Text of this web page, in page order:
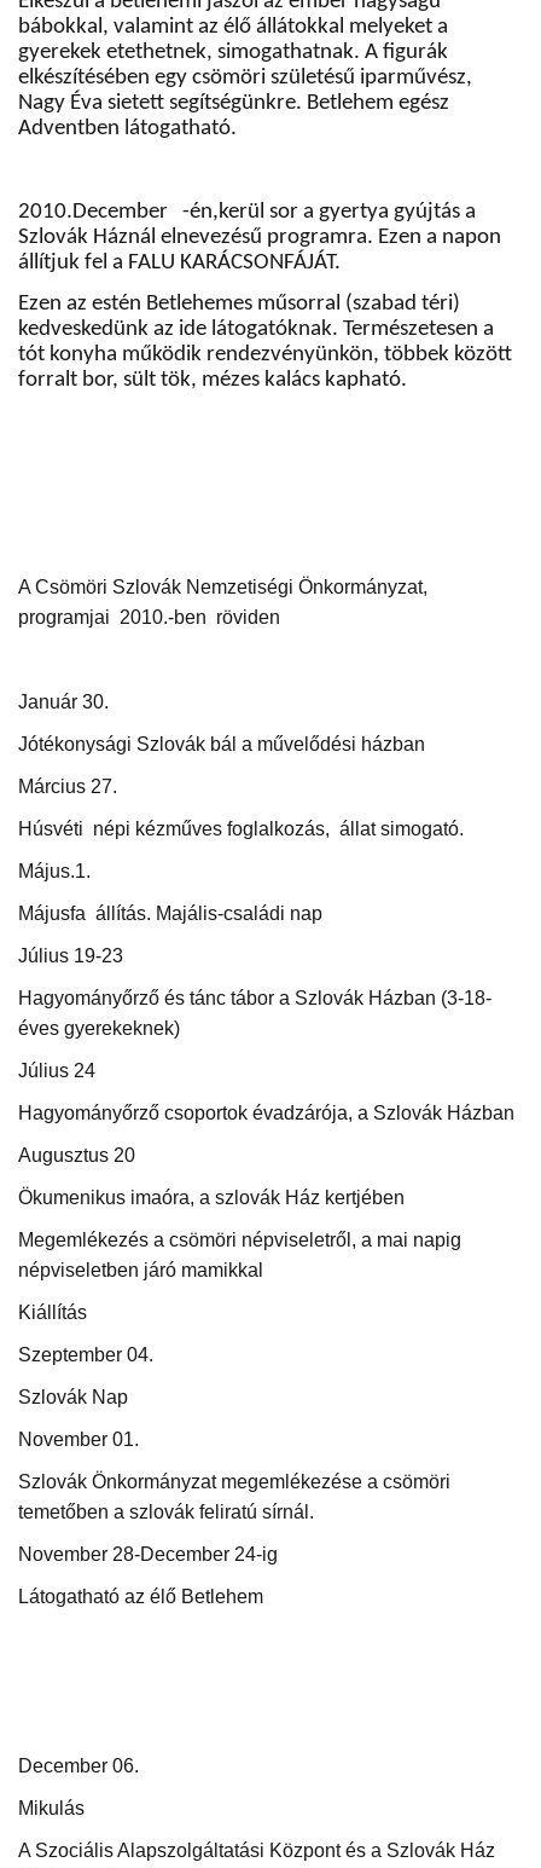
bábokkal, valamint az élő állátokkal melyeket a
gyerekek etethetnek, simogathatnak. A figurák
elkészítésében egy csömöri születésű iparművész,
Nagy Éva sietett segítségünkre. Betlehem egész
Adventben látogatható.
2010.December
-én,kerül sor a gyertya gyújtás a
Szlovák Háznál elnevezésű programra. Ezen a napon
állítjuk fel a FALU KARÁCSONFÁJÁT.
Ezen az estén Betlehemes műsorral (szabad téri)
kedveskedünk az ide látogatóknak. Természetesen a
tót konyha működik rendezvényünkön, többek között
forralt bor, sült tök, mézes kalács kapható.
A Csömöri Szlovák Nemzetiségi Önkormányzat,
programjai 2010.-ben röviden
Január 30.
Jótékonysági Szlovák bál a művelődési házban
Március 27.
Húsvéti népi kézműves foglalkozás, állat simogató.
Május.1.
Májusfa állítás. Majális-családi nap
Július 19-23
Hagyományőrző és tánc tábor a Szlovák Házban (3-18-
éves gyerekeknek)
Július 24
Hagyományőrző csoportok évadzárója, a Szlovák Házban
Augusztus 20
Ökumenikus imaóra, a szlovák Ház kertjében
Megemlékezés a csömöri népviseletről, a mai napig
népviseletben járó mamikkal
Kiállítás
Szeptember 04.
Szlovák Nap
November 01.
Szlovák Önkormányzat megemlékezése a csömöri
temetőben a szlovák feliratú sírnál.
November 28-December 24-ig
Látogatható az élő Betlehem
December 06.
Mikulás
A Szociális Alapszolgáltatási Központ és a Szlovák Ház